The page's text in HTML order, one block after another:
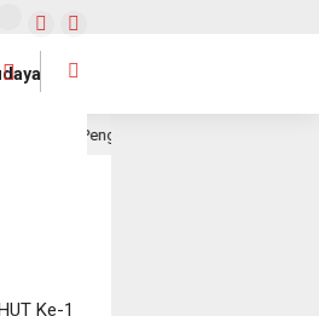
Mabigus dan Pembina Gudep UIN